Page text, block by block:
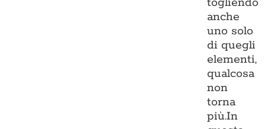
anche
uno solo
di quegli
elementi,
qualcosa
non
torna
più.In